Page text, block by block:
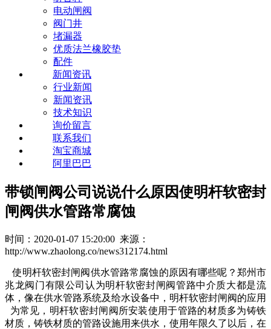
电动闸阀
阀门井
堵漏器
优质法兰橡胶垫
配件
新闻资讯
行业新闻
新闻资讯
技术知识
询价留言
联系我们
淘宝商城
阿里巴巴
带锁闸阀公司说说什么原因使明杆软密封
闸阀供水管路常腐蚀
时间：2020-01-07 15:20:00 来源：
http://www.zhaolong.co/news312174.html
使明杆软密封闸阀供水管路常腐蚀的原因有哪些呢？郑州市
兆龙阀门有限公司认为明杆软密封闸阀管路中介质大都是流
体，像在供水管路系统及给水设备中，明杆软密封闸阀的应用
为常见，明杆软密封闸阀所安装使用于管路的材质多为铸铁
材质，铸铁材质的管路设施用来供水，使用年限久了以后，在